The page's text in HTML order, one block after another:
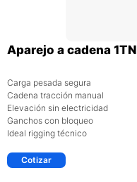
Aparejo a cadena 1TN
Carga pesada segura
Cadena tracción manual
Elevación sin electricidad
Ganchos con bloqueo
Ideal rigging técnico
Cotizar